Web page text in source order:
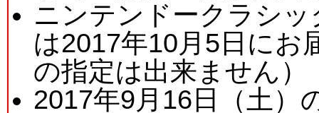
ニンテンドークラシ
は2017年10月5日にお
の指定は出来ません）
2017年9月16日（土）